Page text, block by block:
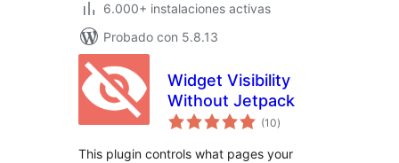
6.000+ instalaciones activas
Probado con 5.8.13
Widget Visibility
Without Jetpack
(10total
de
)
This plugin controls what pages your